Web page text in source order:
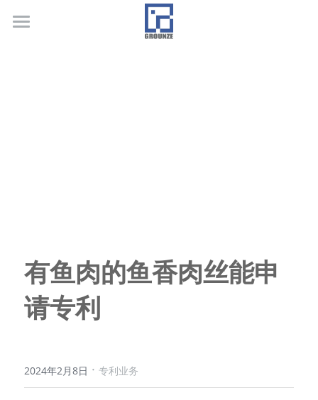
有鱼肉的鱼香肉丝能申
请专利
2024年2月8日 · 专利业务